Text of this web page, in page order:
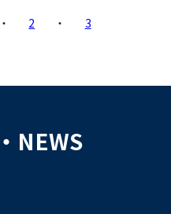
・ 2 ・ 3
NEWS